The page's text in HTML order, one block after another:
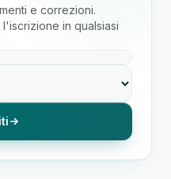
e correzioni.
in qualsiasi